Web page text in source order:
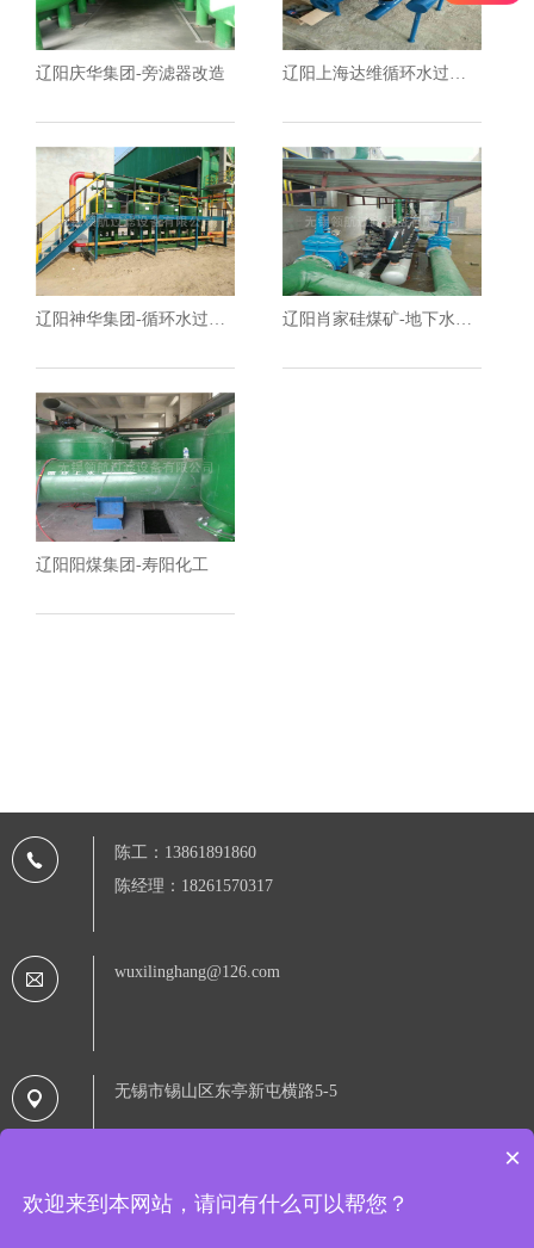
辽阳庆华集团-旁滤器改造
辽阳神华集团-循环水过滤器 辽阳肖家硅煤矿-地下水过滤器
辽阳阳煤集团-寿阳化工
陈工：13861891860
陈经理：18261570317
wuxilinghang@126.com
无锡市锡山区东亭新屯横路5-5
×
欢迎来到本网站，请问有什么可以帮您？